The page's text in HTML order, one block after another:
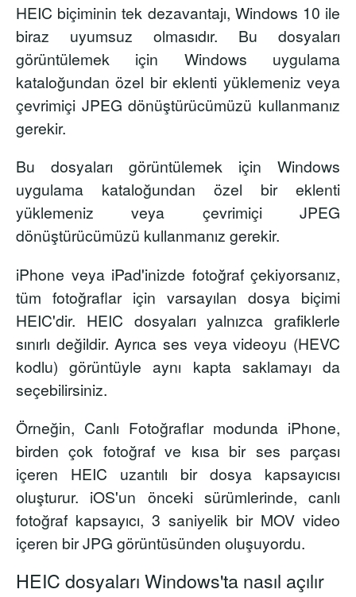
HEIC biçiminin tek dezavantajı, Windows 10 ile
biraz uyumsuz olmasıdır. Bu dosyaları
görüntülemek için Windows uygulama
kataloğundan özel bir eklenti yüklemeniz veya
çevrimiçi JPEG dönüştürücümüzü kullanmanız
gerekir.
Bu dosyaları görüntülemek için Windows
uygulama kataloğundan özel bir eklenti
yüklemeniz veya çevrimiçi JPEG
dönüştürücümüzü kullanmanız gerekir.
iPhone veya iPad'inizde fotoğraf çekiyorsanız,
tüm fotoğraflar için varsayılan dosya biçimi
HEIC'dir. HEIC dosyaları yalnızca grafiklerle
sınırlı değildir. Ayrıca ses veya videoyu (HEVC
kodlu) görüntüyle aynı kapta saklamayı da
seçebilirsiniz.
Örneğin, Canlı Fotoğraflar modunda iPhone,
birden çok fotoğraf ve kısa bir ses parçası
içeren HEIC uzantılı bir dosya kapsayıcısı
oluşturur. iOS'un önceki sürümlerinde, canlı
fotoğraf kapsayıcı, 3 saniyelik bir MOV video
içeren bir JPG görüntüsünden oluşuyordu.
HEIC dosyaları Windows'ta nasıl açılır